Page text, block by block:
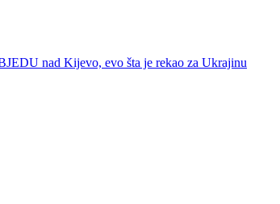
nad Kijevo, evo šta je rekao za Ukrajinu